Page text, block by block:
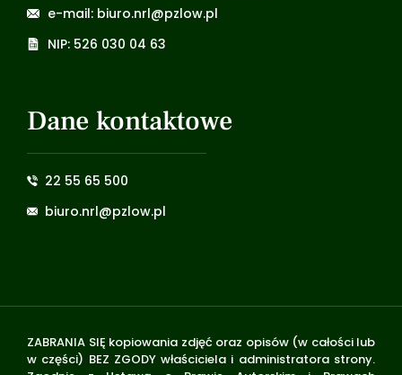
e-mail: biuro.nrl@pzlow.pl
NIP: 526 030 04 63
Dane kontaktowe
22 55 65 500
biuro.nrl@pzlow.pl
ZABRANIA SIĘ kopiowania zdjęć oraz opisów (w całości lub
w części) BEZ ZGODY właściciela i administratora strony.